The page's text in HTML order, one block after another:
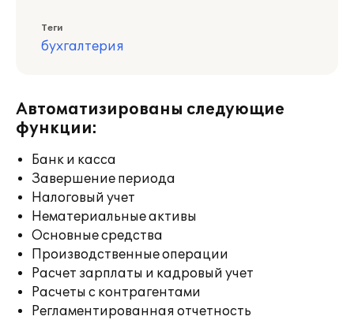
Теги
бухгалтерия
Автоматизированы следующие
функции:
Банк и касса
Завершение периода
Налоговый учет
Нематериальные активы
Основные средства
Производственные операции
Расчет зарплаты и кадровый учет
Расчеты с контрагентами
Регламентированная отчетность